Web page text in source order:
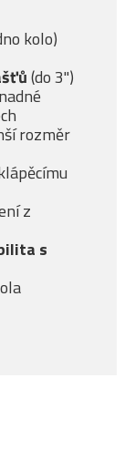
kolo)
(do 3")
rozměr
z
s